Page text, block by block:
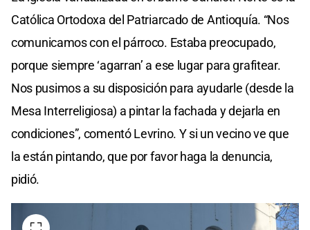
Católica Ortodoxa del Patriarcado de Antioquía. “Nos
comunicamos con el párroco. Estaba preocupado,
porque siempre ‘agarran’ a ese lugar para grafitear.
Nos pusimos a su disposición para ayudarle (desde la
Mesa Interreligiosa) a pintar la fachada y dejarla en
condiciones”, comentó Levrino. Y si un vecino ve que
la están pintando, que por favor haga la denuncia,
pidió.